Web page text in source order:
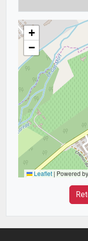
+
−
Leaflet | Powered